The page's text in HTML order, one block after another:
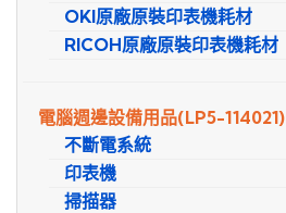
OKI原廠原裝印表機耗材
RICOH原廠原裝印表機耗材
電腦週邊設備用品(LP5-114021)
不斷電系統
印表機
掃描器